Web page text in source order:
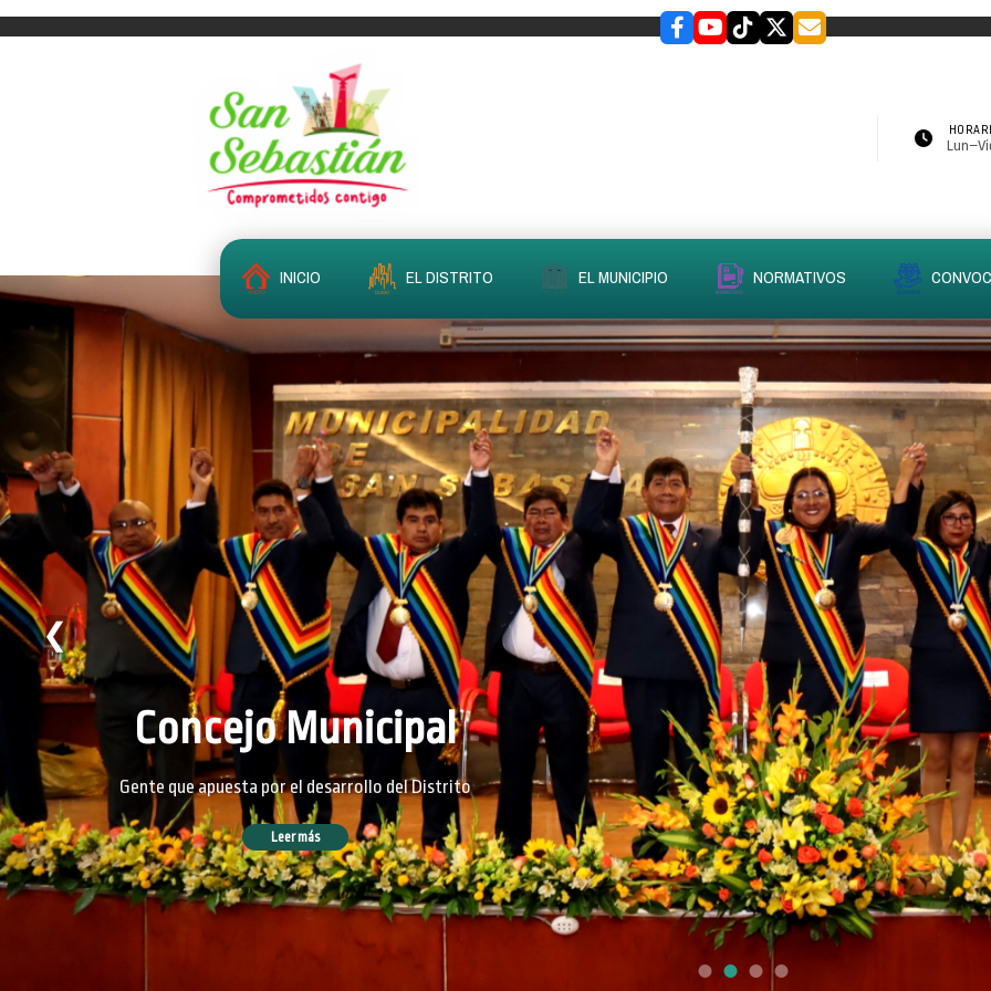
INICIO EL DISTRITO EL MUNICIPIO NORMATIVOS
slider
Concejo Municipal
Gente que apuesta por el desarrollo del Distrito
Leer más
❮